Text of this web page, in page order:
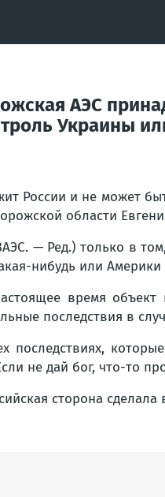
АЭС
Украины
России и не может
области
— Ред.) только в
нибудь или
время
последствия в
последствиях,
не дай бог, что-то
сторона